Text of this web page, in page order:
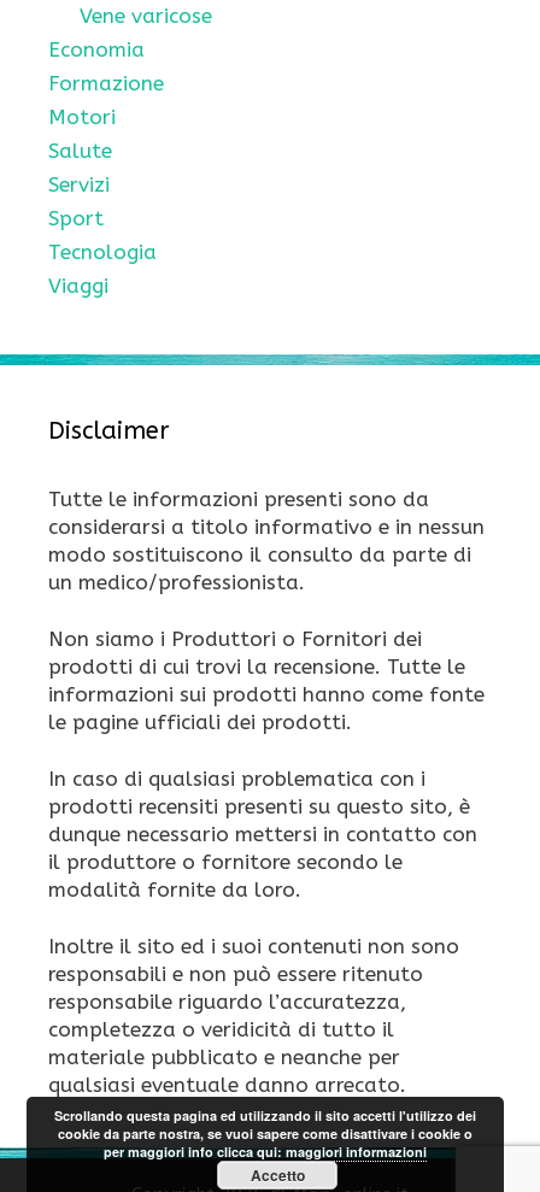
Vene varicose
Economia
Formazione
Motori
Salute
Servizi
Sport
Tecnologia
Viaggi
Disclaimer
Tutte le informazioni presenti sono da
considerarsi a titolo informativo e in nessun
modo sostituiscono il consulto da parte di
un medico/professionista.
Non siamo i Produttori o Fornitori dei
prodotti di cui trovi la recensione. Tutte le
informazioni sui prodotti hanno come fonte
le pagine ufficiali dei prodotti.
In caso di qualsiasi problematica con i
prodotti recensiti presenti su questo sito, è
dunque necessario mettersi in contatto con
il produttore o fornitore secondo le
modalità fornite da loro.
Inoltre il sito ed i suoi contenuti non sono
responsabili e non può essere ritenuto
responsabile riguardo l’accuratezza,
completezza o veridicità di tutto il
materiale pubblicato e neanche per
qualsiasi eventuale danno arrecato.
Scrollando questa pagina ed utilizzando il sito accetti l'utilizzo dei
cookie da parte nostra, se vuoi sapere come disattivare i cookie o
per maggiori info clicca qui:maggiori informazioni
Accetto